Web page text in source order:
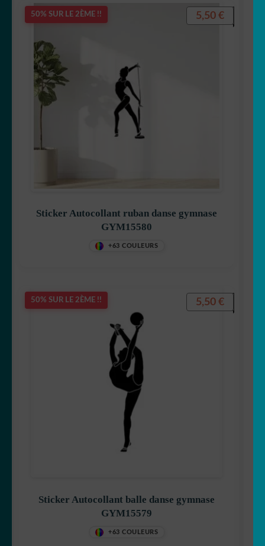
50% SUR LE 2ÈME !!
Sticker Autocollant ruban danse gymnase
GYM15580
+63 COULEURS
5,50 €
50% SUR LE 2ÈME !!
Sticker Autocollant balle danse gymnase
GYM15579
+63 COULEURS
5,50 €